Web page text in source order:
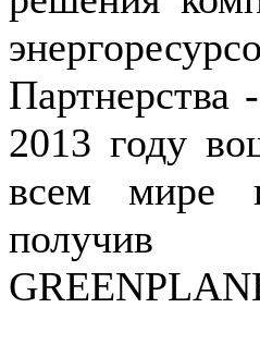
Партнерства
2013 году
всем мире в